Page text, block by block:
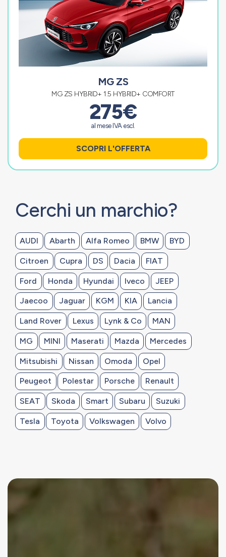
MG ZS
MG ZS HYBRID+ 1.5 HYBRID+ COMFORT
275€
al mese IVA escl.
SCOPRI L'OFFERTA
Cerchi un marchio?
AUDI Abarth Alfa Romeo BMW BYD
Citroen Cupra DS Dacia FIAT
Ford Honda Hyundai Iveco JEEP
Jaecoo Jaguar KGM KIA Lancia
Land Rover Lexus Lynk & Co MAN
MG MINI Maserati Mazda Mercedes
Mitsubishi Nissan Omoda Opel
Peugeot Polestar Porsche Renault
SEAT Skoda Smart Subaru Suzuki
Tesla Toyota Volkswagen Volvo